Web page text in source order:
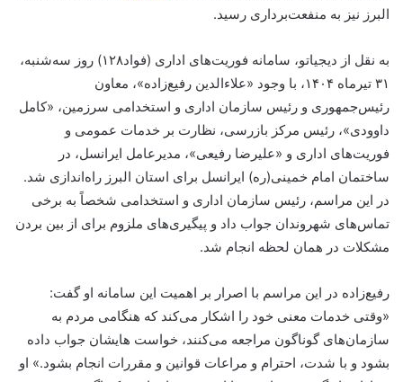
البرز نیز به منفعت‌برداری رسید.
به نقل از دیجیاتو، سامانه فوریت‌های اداری (فواد۱۲۸) روز سه‌شنبه،
۳۱ تیرماه ۱۴۰۴، با وجود «علاءالدین رفیع‌زاده»، معاون
رئیس‌جمهوری و رئیس سازمان اداری و استخدامی سرزمین، «کامل
داوودی»، رئیس مرکز بازرسی، نظارت بر خدمات عمومی و
فوریت‌های اداری و «علیرضا رفیعی»، مدیرعامل ایرانسل، در
ساختمان امام خمینی(ره) ایرانسل برای استان البرز راه‌اندازی شد.
در این مراسم، رئیس سازمان اداری و استخدامی شخصاً به برخی
تماس‌های شهروندان جواب داد و پیگیری‌های ملزوم برای از بین بردن
مشکلات در همان لحظه انجام شد.
رفیع‌زاده در این مراسم با اصرار بر اهمیت این سامانه او گفت:
«وقتی خدمات معنی خود را اشکار می‌کند که هنگامی مردم به
سازمان‌های گوناگون مراجعه می‌کنند، خواست هایشان جواب داده
بشود و با شدت، احترام و مراعات قوانین و مقررات انجام بشود.» او